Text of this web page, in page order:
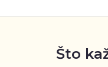
Što